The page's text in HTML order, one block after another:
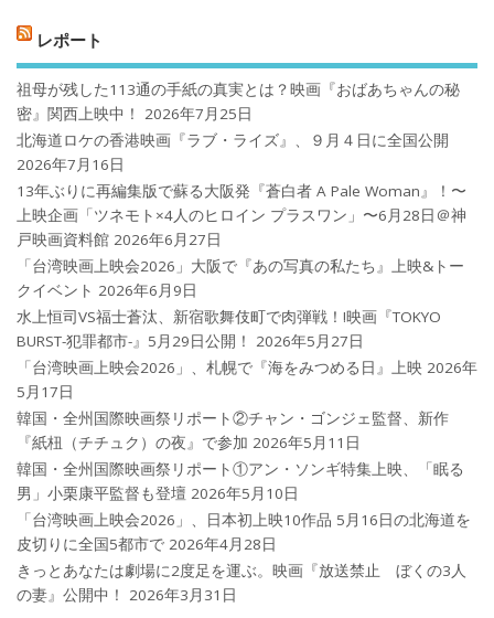
レポート
祖母が残した113通の手紙の真実とは？映画『おばあちゃんの秘
密』関西上映中！
2026年7月25日
北海道ロケの香港映画『ラブ・ライズ』、９月４日に全国公開
2026年7月16日
13年ぶりに再編集版で蘇る大阪発『蒼白者 A Pale Woman』！〜
上映企画「ツネモト×4人のヒロイン プラスワン」〜6月28日＠神
戸映画資料館 2026年6月27日
「台湾映画上映会2026」大阪で『あの写真の私たち』上映&トー
クイベント 2026年6月9日
水上恒司VS福士蒼汰、新宿歌舞伎町で肉弾戦！!映画『TOKYO
BURST-犯罪都市-』5月29日公開！
2026年5月27日
「台湾映画上映会2026」、札幌で『海をみつめる日』上映 2026年
5月17日
韓国・全州国際映画祭リポート②チャン・ゴンジェ監督、新作
『紙杻（チチュク）の夜』で参加 2026年5月11日
韓国・全州国際映画祭リポート①アン・ソンギ特集上映、「眠る
男」小栗康平監督も登壇 2026年5月10日
「台湾映画上映会2026」、日本初上映10作品 5月16日の北海道を
皮切りに全国5都市で 2026年4月28日
きっとあなたは劇場に2度足を運ぶ。映画『放送禁止 ぼくの3人
の妻』公開中！
2026年3月31日